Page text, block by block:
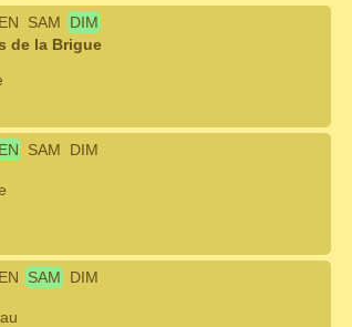
SAM
DIM
de la Brigue
SAM
DIM
SAM
DIM